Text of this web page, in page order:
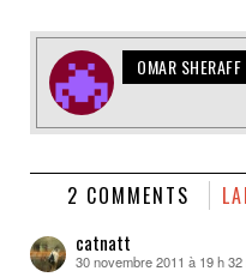
OMAR SHERAFF
2 COMMENTS
catnatt
dit :
30 novembre 2011 à 19 h 32